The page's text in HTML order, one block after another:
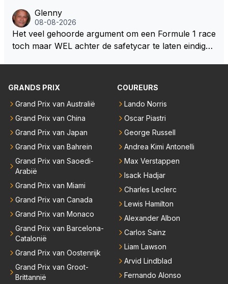
uden dan dat hij op dit moment beweerd. Dan kan hij
zijn talenten en uitzonderlijke klasse laten zien en he
eft daar enorm veel lol aan.
ert nu de spindoctor van newey geworden?? Eerlijk
gezegd snap ik de de kop én het artikel niet echt.
Glenny
08-08-2026
Het veel gehoorde argument om een Formule 1 race
toch maar WEL achter de safetycar te laten eindigen
rijden de teams met tot op de liter afgemeten peut...
GRANDS PRIX
Grand Prix van Australië
Grand Prix van China
Grand Prix van Japan
Grand Prix van Bahrein
Grand Prix van Saoedi-
Arabië
Grand Prix van Miami
Grand Prix van Canada
Grand Prix van Monaco
Grand Prix van Barcelona-
Catalonië
Grand Prix van Oostenrijk
Grand Prix van Groot-
Brittannië
COUREURS
Lando Norris
Oscar Piastri
George Russell
Andrea Kimi Antonelli
Max Verstappen
Isack Hadjar
Charles Leclerc
Lewis Hamilton
Alexander Albon
Carlos Sainz
Liam Lawson
Arvid Lindblad
Fernando Alonso